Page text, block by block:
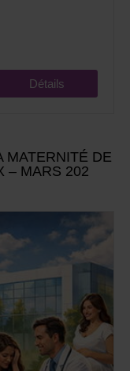
Détails
MATERNITÉ DE
– MARS 202